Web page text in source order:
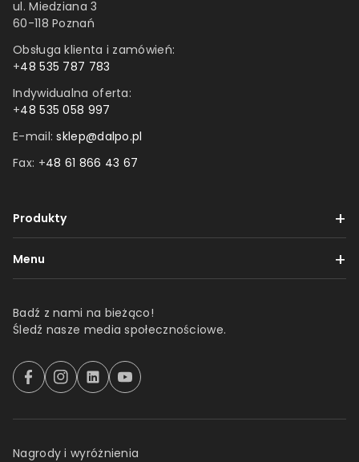
ul. Miedziana 3
60-118 Poznań
Obsługa klienta i zamówień:
+48 535 787 783
Indywidualna oferta:
+48 535 058 997
E-mail:sklep@dalpo.pl
Fax: +48 61 866 43 67
Produkty
Etykiety
Folie
Produkty z nadrukiem
Produkty 3M
Menu
Reklamacje i zwroty
Polityka prywatności
Badź z nami na bieżąco!
Śledź nasze media społecznościowe.
F
c
b
I
s
a
l
n
e
Y
u
u
Nagrody i wyróżnienia